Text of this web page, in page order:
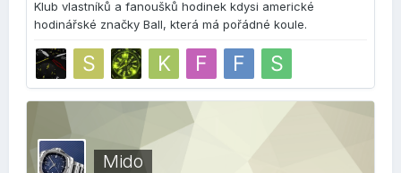
Klub vlastníků a fanoušků hodinek kdysi americké
hodinářské značky Ball, která má pořádné koule.
Mido